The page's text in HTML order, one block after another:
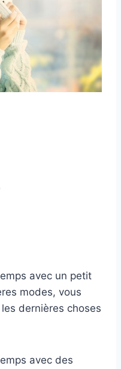
avec un petit
modes, vous
dernières choses
avec des